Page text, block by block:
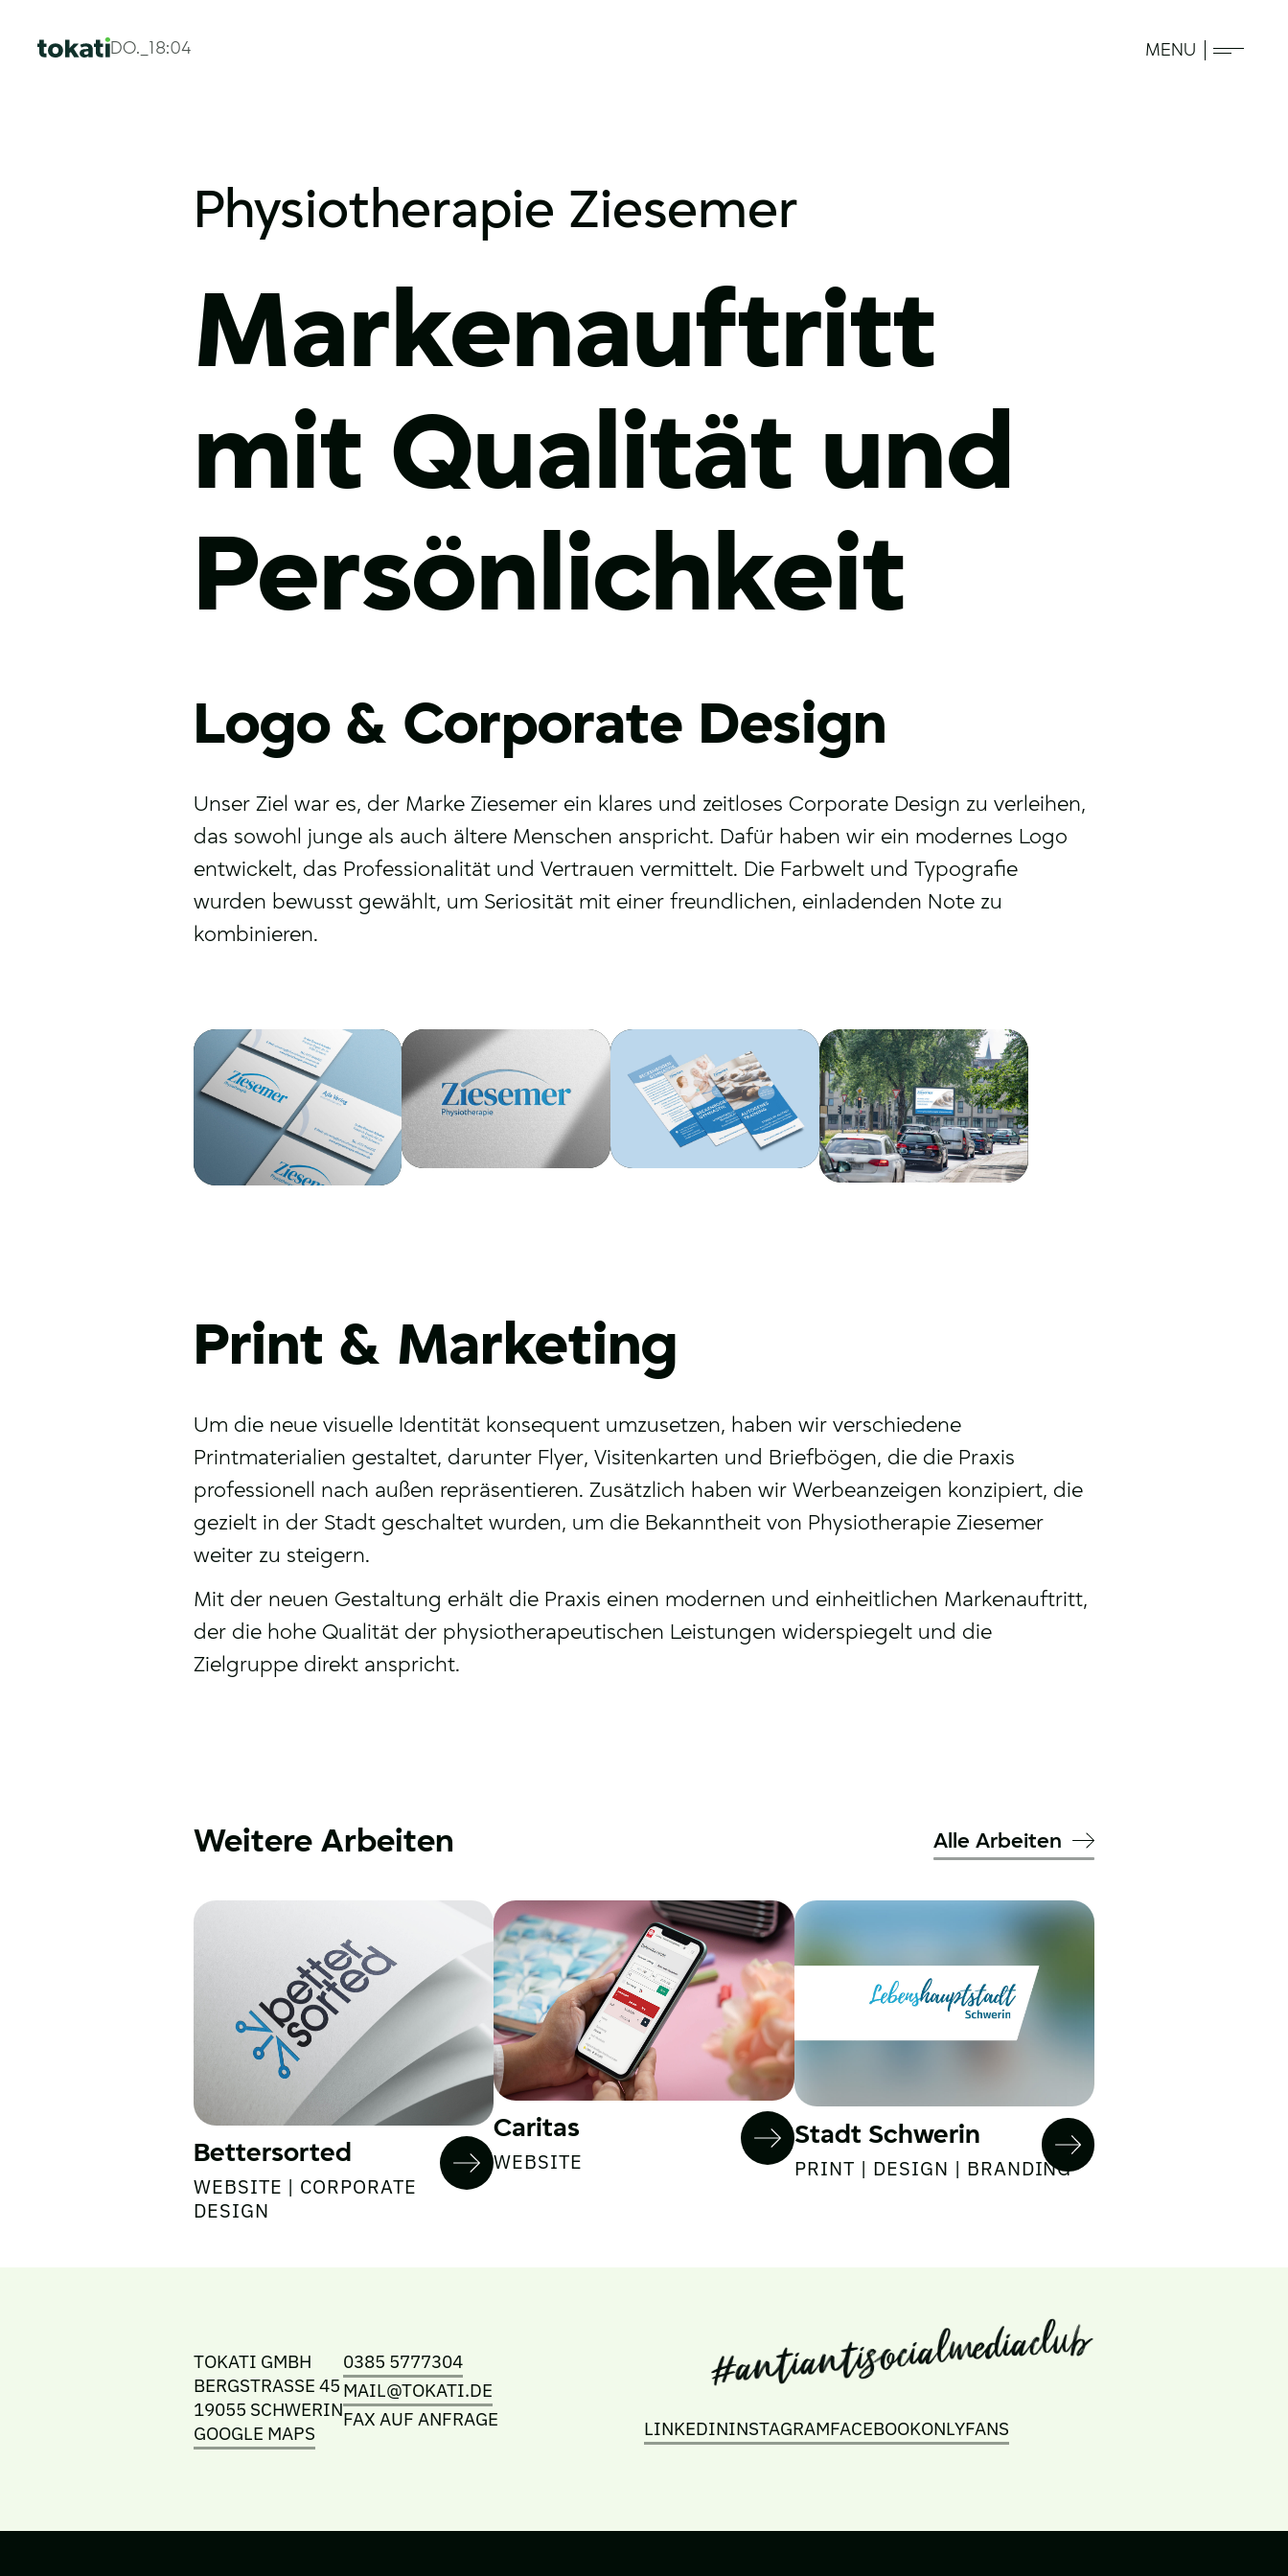
DO._18:04 MENU
Physiotherapie Ziesemer
Markenauftritt
mit Qualität und
Persönlichkeit
Logo & Corporate Design
Unser Ziel war es, der Marke Ziesemer ein klares und zeitloses Corporate Design zu verleihen,
das sowohl junge als auch ältere Menschen anspricht. Dafür haben wir ein modernes Logo
entwickelt, das Professionalität und Vertrauen vermittelt. Die Farbwelt und Typografie
wurden bewusst gewählt, um Seriosität mit einer freundlichen, einladenden Note zu
kombinieren.
Print & Marketing
Um die neue visuelle Identität konsequent umzusetzen, haben wir verschiedene
Printmaterialien gestaltet, darunter Flyer, Visitenkarten und Briefbögen, die die Praxis
professionell nach außen repräsentieren. Zusätzlich haben wir Werbeanzeigen konzipiert, die
gezielt in der Stadt geschaltet wurden, um die Bekanntheit von Physiotherapie Ziesemer
weiter zu steigern.
Mit der neuen Gestaltung erhält die Praxis einen modernen und einheitlichen Markenauftritt,
der die hohe Qualität der physiotherapeutischen Leistungen widerspiegelt und die
Zielgruppe direkt anspricht.
Weitere Arbeiten Alle Arbeiten
Bettersorted
WEBSITE | CORPORATE
DESIGN
Caritas
WEBSITE
Stadt Schwerin
PRINT | DESIGN | BRANDING
TOKATI GMBH
BERGSTRASSE 45
19055 SCHWERIN
GOOGLE MAPS
0385 5777304
MAIL@TOKATI.DE
FAX AUF ANFRAGE
LINKEDININSTAGRAMFACEBOOKONLYFANS